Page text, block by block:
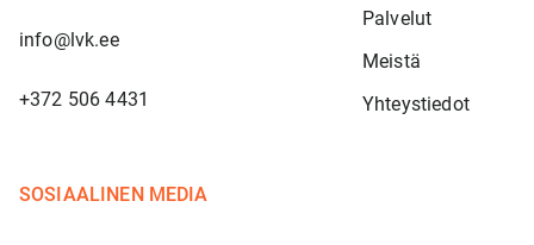
info@lvk.ee
+372 506 4431
Palvelut
Meistä
Yhteystiedot
SOSIAALINEN MEDIA